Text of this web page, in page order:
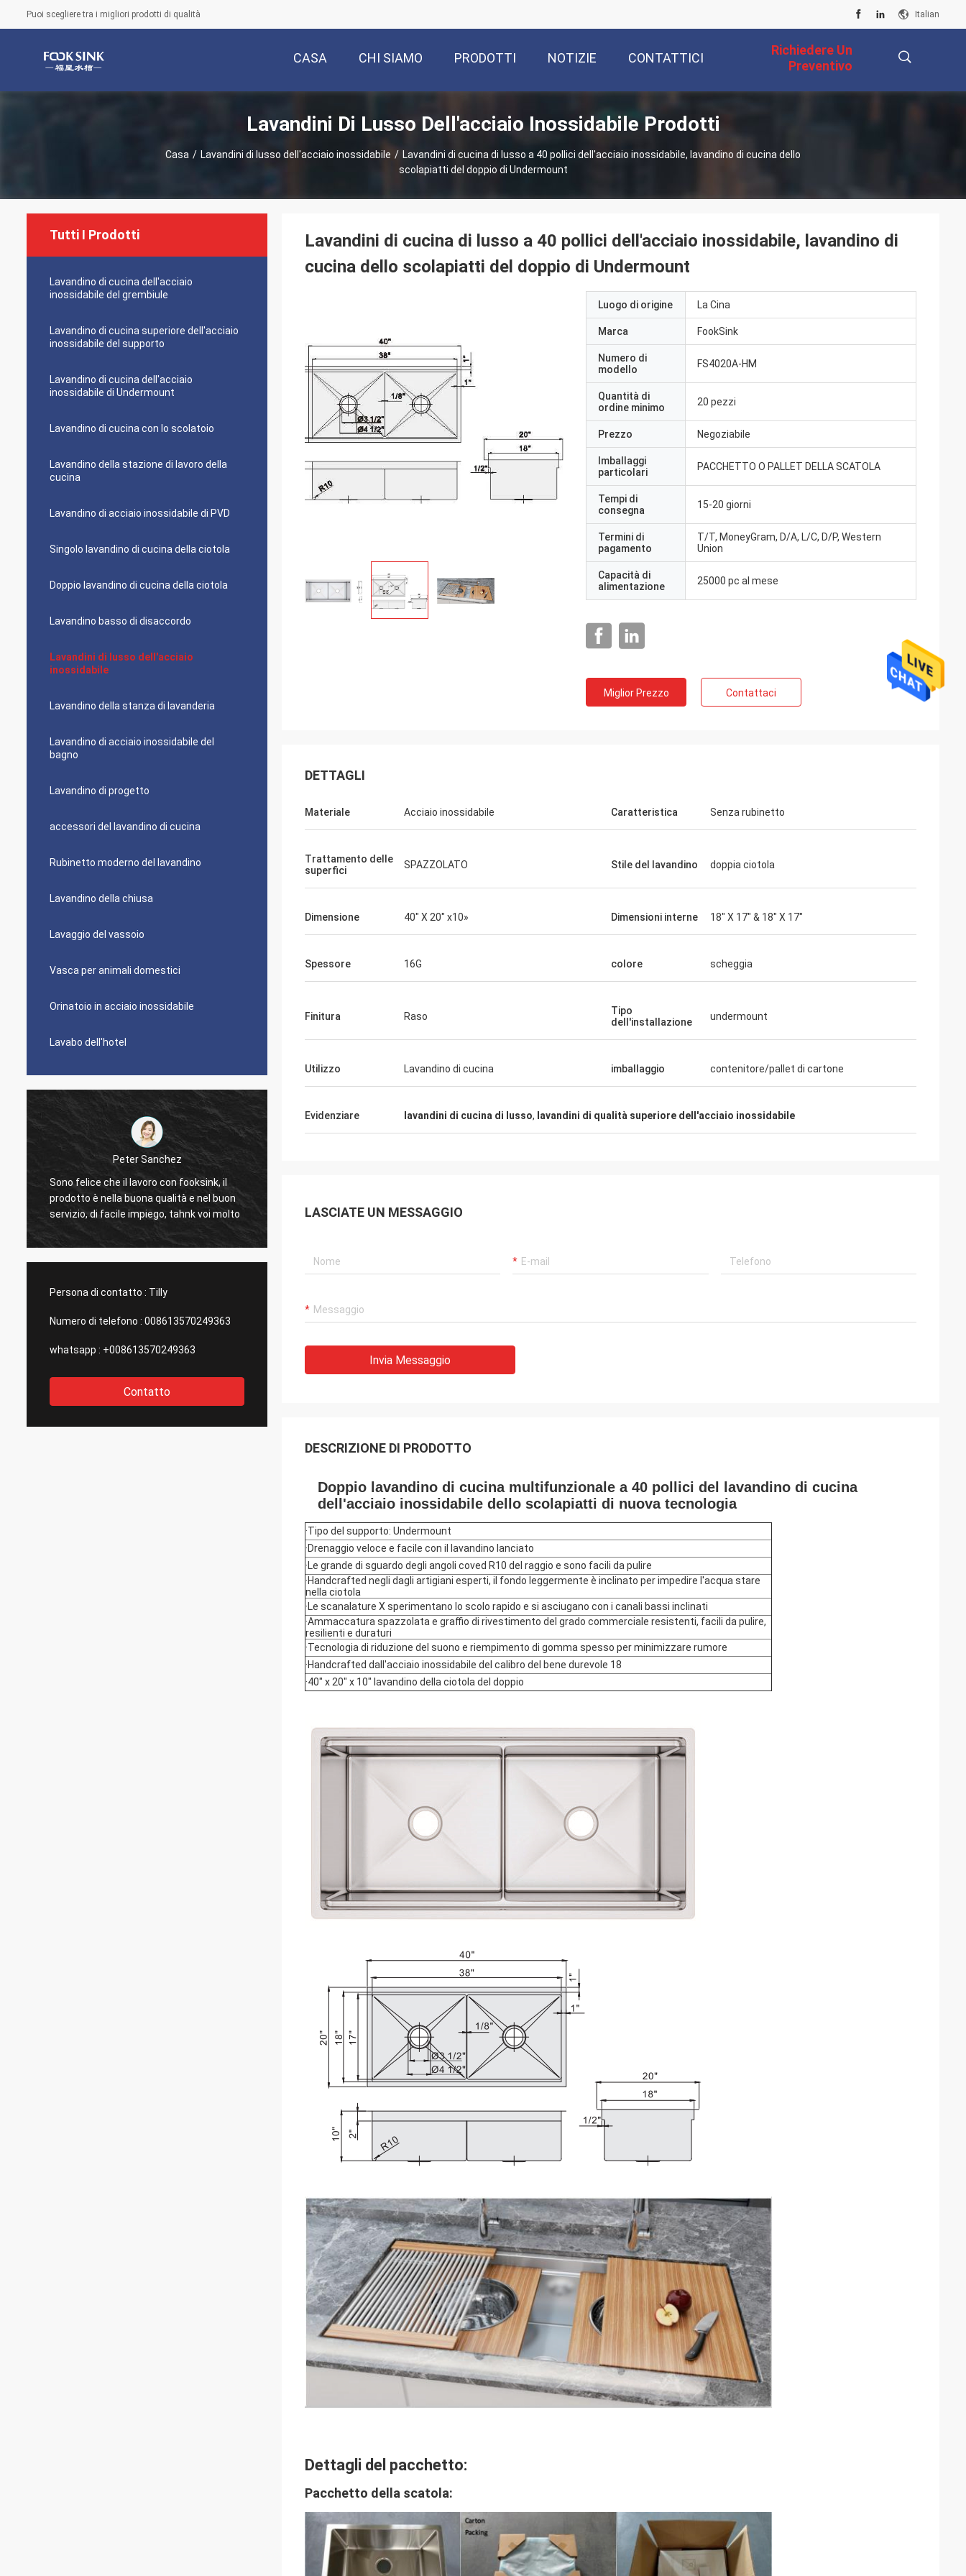
Puoi scegliere tra i migliori prodotti di qualità Italian
CASA CHI SIAMO PRODOTTI NOTIZIE CONTATTICI
Richiedere Un
Preventivo
Lavandini Di Lusso Dell'acciaio Inossidabile Prodotti
Casa / Lavandini di lusso dell'acciaio inossidabile / Lavandini di cucina di lusso a 40 pollici dell'acciaio inossidabile, lavandino di cucina dello
scolapiatti del doppio di Undermount
Tutti I Prodotti
Lavandino di cucina dell'acciaio
inossidabile del grembiule
Lavandino di cucina superiore dell'acciaio
inossidabile del supporto
Lavandino di cucina dell'acciaio
inossidabile di Undermount
Lavandino di cucina con lo scolatoio
Lavandino della stazione di lavoro della
cucina
Lavandino di acciaio inossidabile di PVD
Singolo lavandino di cucina della ciotola
Doppio lavandino di cucina della ciotola
Lavandino basso di disaccordo
Lavandini di lusso dell'acciaio
inossidabile
Lavandino della stanza di lavanderia
Lavandino di acciaio inossidabile del
bagno
Lavandino di progetto
accessori del lavandino di cucina
Rubinetto moderno del lavandino
Lavandino della chiusa
Lavaggio del vassoio
Vasca per animali domestici
Orinatoio in acciaio inossidabile
Lavabo dell'hotel
Gilder di Michelle
È grande. Lo amiamo. Gli angoli non sono
troppo taglienti in modo da è facile da
pulire. Gli scaffali possono essere un
dolore da pulire ma camice che li gradisco.
La più piccola sezione è ancora una
utile, sono molto cura circa cui i nostri
Persona di contatto : Tilly
Numero di telefono : 008613570249363
whatsapp : +008613570249363
Contatto
Lavandini di cucina di lusso a 40 pollici dell'acciaio inossidabile, lavandino di
cucina dello scolapiatti del doppio di Undermount
Luogo di origine La Cina
Marca FookSink
Numero di
modello
FS4020A-HM
Quantità di
ordine minimo
20 pezzi
Prezzo Negoziabile
Imballaggi
particolari
PACCHETTO O PALLET DELLA SCATOLA
Tempi di
consegna
15-20 giorni
Termini di
pagamento
T/T, MoneyGram, D/A, L/C, D/P, Western
Union
Capacità di
alimentazione
25000 pc al mese
Miglior Prezzo Contattaci
DETTAGLI
Materiale Acciaio inossidabile Caratteristica Senza rubinetto
Trattamento delle
superfici
SPAZZOLATO Stile del lavandino doppia ciotola
Dimensione 40" X 20" x10» Dimensioni interne 18" X 17" & 18" X 17"
Spessore 16G colore scheggia
Finitura Raso
Tipo
dell'installazione
undermount
Utilizzo Lavandino di cucina imballaggio contenitore/pallet di cartone
Evidenziare lavandini di cucina di lusso, lavandini di qualità superiore dell'acciaio inossidabile
LASCIATE UN MESSAGGIO
Invia Messaggio
DESCRIZIONE DI PRODOTTO
Doppio lavandino di cucina multifunzionale a 40 pollici del lavandino di cucina
dell'acciaio inossidabile dello scolapiatti di nuova tecnologia
·Tipo del supporto: Undermount
·Drenaggio veloce e facile con il lavandino lanciato
·Le grande di sguardo degli angoli coved R10 del raggio e sono facili da pulire
·Handcrafted negli dagli artigiani esperti, il fondo leggermente è inclinato per impedire l'acqua stare
nella ciotola
·Le scanalature X sperimentano lo scolo rapido e si asciugano con i canali bassi inclinati
·Ammaccatura spazzolata e graffio di rivestimento del grado commerciale resistenti, facili da pulire,
resilienti e duraturi
·Tecnologia di riduzione del suono e riempimento di gomma spesso per minimizzare rumore
·Handcrafted dall'acciaio inossidabile del calibro del bene durevole 18
·40" x 20" x 10" lavandino della ciotola del doppio
Dettagli del pacchetto:
Pacchetto della scatola: